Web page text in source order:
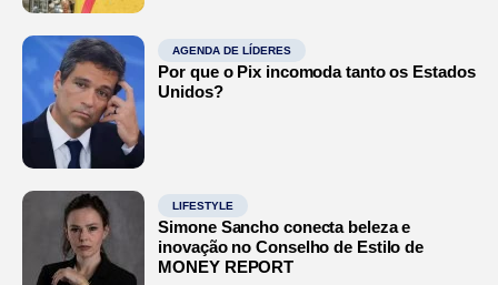
AGENDA DE LÍDERES
Por que o Pix incomoda tanto os Estados
Unidos?
LIFESTYLE
Simone Sancho conecta beleza e
inovação no Conselho de Estilo de
MONEY REPORT